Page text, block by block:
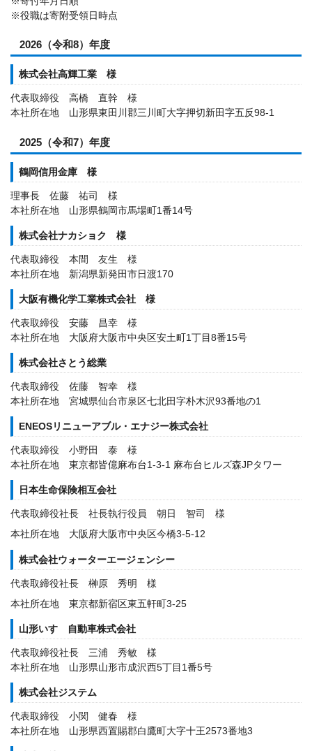
※役職は寄附受領日時点
2026（令和8）年度
株式会社高輝工業 様
代表取締役 高橋 直幹 様
本社所在地 山形県東田川郡三川町大字押切新田字五反98-1
2025（令和7）年度
鶴岡信用金庫 様
理事長 佐藤 祐司 様
本社所在地 山形県鶴岡市馬場町1番14号
株式会社ナカショク 様
代表取締役 本間 友生 様
本社所在地 新潟県新発田市日渡170
大阪有機化学工業株式会社 様
代表取締役 安藤 昌幸 様
本社所在地 大阪府大阪市中央区安土町1丁目8番15号
株式会社さとう総業
代表取締役 佐藤 智幸 様
本社所在地 宮城県仙台市泉区七北田字朴木沢93番地の1
ENEOSリニューアブル・エナジー株式会社
代表取締役 小野田 泰 様
本社所在地 東京都皆億麻布台1-3-1 麻布台ヒルズ森JPタワー
日本生命保険相互会社
代表取締役社長 社長執行役員 朝日 智司 様
本社所在地 大阪府大阪市中央区今橋3-5-12
株式会社ウォーターエージェンシー
代表取締役社長 榊原 秀明 様
本社所在地 東京都新宿区東五軒町3-25
山形いすゞ自動車株式会社
代表取締役社長 三浦 秀敏 様
本社所在地 山形県山形市成沢西5丁目1番5号
株式会社ジステム
代表取締役 小関 健春 様
本社所在地 山形県西置賜郡白鷹町大字十王2573番地3